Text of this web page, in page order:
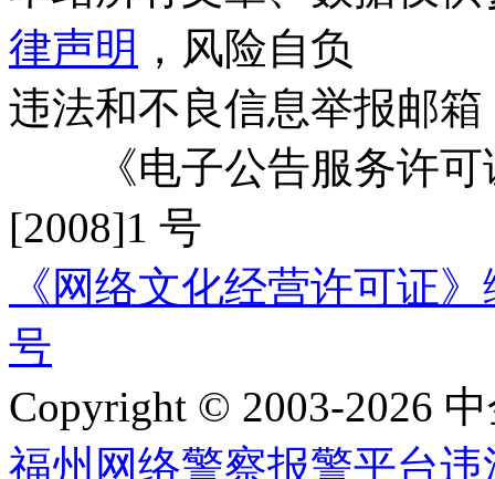
律声明 ，风险自负
违法和不良信息举报邮箱
《电子公告服务许可
[2008]1 号
《网络文化经营许可证
号
Copyright © 2003-2026
福州网络警察报警平台违